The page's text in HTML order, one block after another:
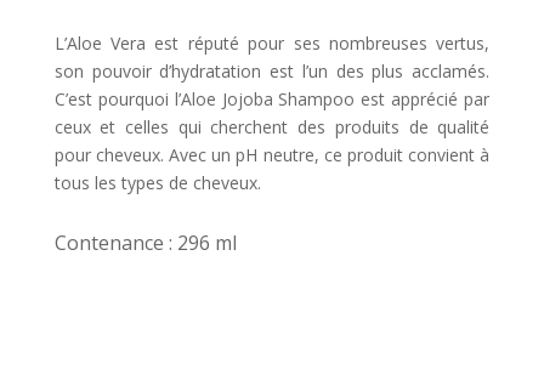
L’Aloe Vera est réputé pour ses nombreuses vertus,
son pouvoir d’hydratation est l’un des plus acclamés.
C’est pourquoi l’Aloe Jojoba Shampoo est apprécié par
ceux et celles qui cherchent des produits de qualité
pour cheveux. Avec un pH neutre, ce produit convient à
tous les types de cheveux.
Contenance : 296 ml